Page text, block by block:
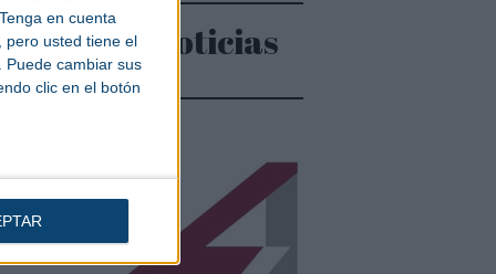
Tenga en cuenta
pero usted tiene el
Puede cambiar sus
clic en el botón
El
Más noticias